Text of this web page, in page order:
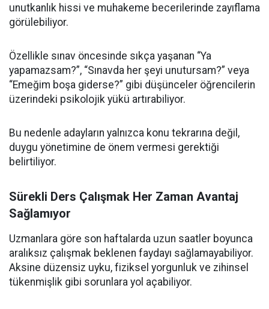
unutkanlık hissi ve muhakeme becerilerinde zayıflama
görülebiliyor.
Özellikle sınav öncesinde sıkça yaşanan “Ya
yapamazsam?”, “Sınavda her şeyi unutursam?” veya
“Emeğim boşa giderse?” gibi düşünceler öğrencilerin
üzerindeki psikolojik yükü artırabiliyor.
Bu nedenle adayların yalnızca konu tekrarına değil,
duygu yönetimine de önem vermesi gerektiği
belirtiliyor.
Sürekli Ders Çalışmak Her Zaman Avantaj
Sağlamıyor
Uzmanlara göre son haftalarda uzun saatler boyunca
aralıksız çalışmak beklenen faydayı sağlamayabiliyor.
Aksine düzensiz uyku, fiziksel yorgunluk ve zihinsel
tükenmişlik gibi sorunlara yol açabiliyor.